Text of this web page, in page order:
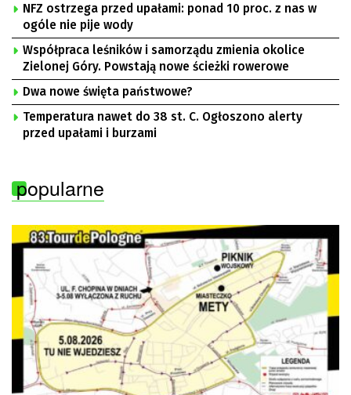
NFZ ostrzega przed upałami: ponad 10 proc. z nas w
ogóle nie pije wody
Współpraca leśników i samorządu zmienia okolice
Zielonej Góry. Powstają nowe ścieżki rowerowe
Dwa nowe święta państwowe?
Temperatura nawet do 38 st. C. Ogłoszono alerty
przed upałami i burzami
popularne